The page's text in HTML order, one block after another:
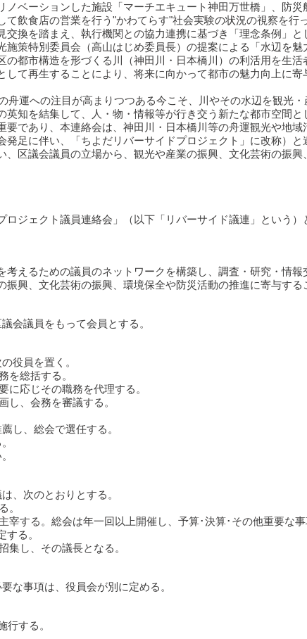
ノベーションした施設「マーチエキュート神田万世橋」、防
飲食店の営業を行う"かわてらす"社会実験の状況の視察を行っ
交換を踏まえ、執行機関との協力連携に基づき「理念条例」
施策特別委員会（高山はじめ委員長）の提案による「水辺を
都市構造を形づくる川（神田川・日本橋川）の利活用を生活
して再生することにより、将来に向かって都市の魅力向上に
舟運への注目が高まりつつある今こそ、川やその水辺を観光
英知を結集して、人・物・情報等が行き交う新たな都市空間と
要であり、本連絡会は、神田川・日本橋川等の舟運観光や地
発足に伴い、「ちよだリバーサイドプロジェクト」に改称）
、区議会議員の立場から、観光や産業の振興、文化芸術の振
ロジェクト議員連絡会」（以下「リバーサイド議連」という）
考えるための議員のネットワークを構築し、調査・研究・情
興、文化芸術の振興、環境保全や防災活動の推進に寄与する
会議員をもって会員とする。
役員を置く。
総括する。
応じその職務を代理する。
、会務を審議する。
し、総会で選任する。
、次のとおりとする。
。
宰する。総会は年一回以上開催し、予算･決算･その他重要な
る。
集し、その議長となる。
な事項は、役員会が別に定める。
行する。